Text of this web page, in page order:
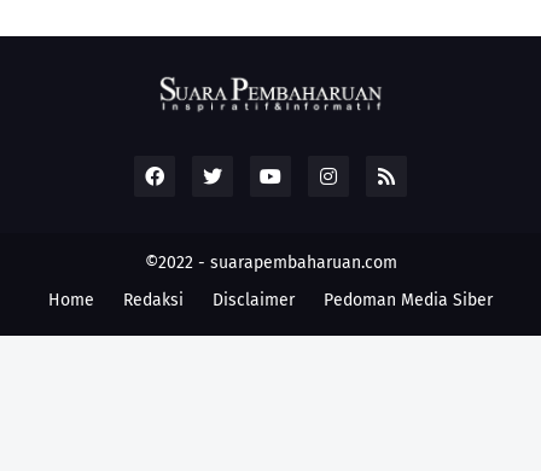
©2022 - suarapembaharuan.com
Home
Redaksi Disclaimer Pedoman Media Siber